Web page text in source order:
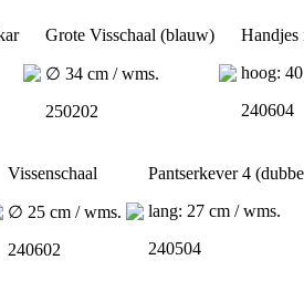
Grote Visschaal (blauw)
∅ 34 cm / wms.
250202
Handjes
hoog:
240604
Vissenschaal
∅ 25 cm / wms.
240602
Pantserkever 4
lang: 27 cm / wms.
240504